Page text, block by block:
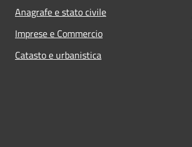
Anagrafe e stato civile
Imprese e Commercio
Catasto e urbanistica